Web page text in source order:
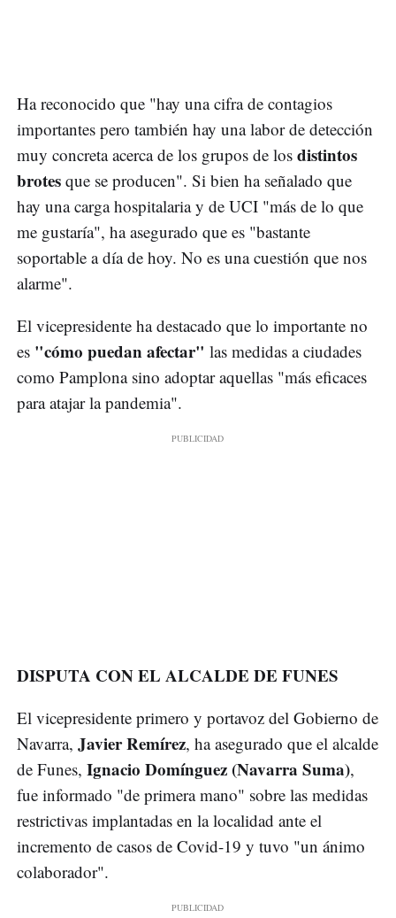
Ha reconocido que "hay una cifra de contagios
importantes pero también hay una labor de detección
muy concreta acerca de los grupos de los distintos
brotes que se producen". Si bien ha señalado que
hay una carga hospitalaria y de UCI "más de lo que
me gustaría", ha asegurado que es "bastante
soportable a día de hoy. No es una cuestión que nos
alarme".
El vicepresidente ha destacado que lo importante no
es "cómo puedan afectar" las medidas a ciudades
como Pamplona sino adoptar aquellas "más eficaces
para atajar la pandemia".
DISPUTA CON EL ALCALDE DE FUNES
El vicepresidente primero y portavoz del Gobierno de
Navarra, Javier Remírez, ha asegurado que el alcalde
de Funes, Ignacio Domínguez (Navarra Suma),
fue informado "de primera mano" sobre las medidas
restrictivas implantadas en la localidad ante el
incremento de casos de Covid-19 y tuvo "un ánimo
colaborador".